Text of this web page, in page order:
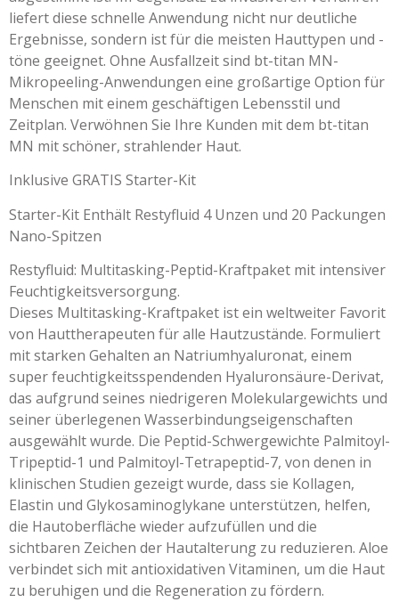
liefert diese schnelle Anwendung nicht nur deutliche
Ergebnisse, sondern ist für die meisten Hauttypen und -
töne geeignet. Ohne Ausfallzeit sind bt-titan MN-
Mikropeeling-Anwendungen eine großartige Option für
Menschen mit einem geschäftigen Lebensstil und
Zeitplan. Verwöhnen Sie Ihre Kunden mit dem bt-titan
MN mit schöner, strahlender Haut.
Inklusive GRATIS Starter-Kit
Starter-Kit Enthält Restyfluid 4 Unzen und 20 Packungen
Nano-Spitzen
Restyfluid: Multitasking-Peptid-Kraftpaket mit intensiver
Feuchtigkeitsversorgung.
Dieses Multitasking-Kraftpaket ist ein weltweiter Favorit
von Hauttherapeuten für alle Hautzustände. Formuliert
mit starken Gehalten an Natriumhyaluronat, einem
super feuchtigkeitsspendenden Hyaluronsäure-Derivat,
das aufgrund seines niedrigeren Molekulargewichts und
seiner überlegenen Wasserbindungseigenschaften
ausgewählt wurde. Die Peptid-Schwergewichte Palmitoyl-
Tripeptid-1 und Palmitoyl-Tetrapeptid-7, von denen in
klinischen Studien gezeigt wurde, dass sie Kollagen,
Elastin und Glykosaminoglykane unterstützen, helfen,
die Hautoberfläche wieder aufzufüllen und die
sichtbaren Zeichen der Hautalterung zu reduzieren. Aloe
verbindet sich mit antioxidativen Vitaminen, um die Haut
zu beruhigen und die Regeneration zu fördern.